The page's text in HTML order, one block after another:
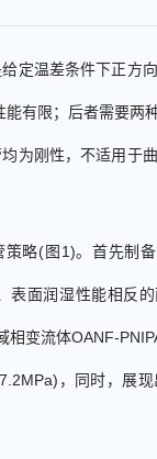
定温差条件下正方
能有限；后者需要两
为刚性，不适用于
策略(图 1)。首先制
表面润湿性能相反
相变流体OANF-
) ， 同时，展